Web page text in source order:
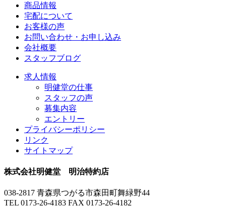
商品情報
宅配について
お客様の声
お問い合わせ・お申し込み
会社概要
スタッフブログ
求人情報
明健堂の仕事
スタッフの声
募集内容
エントリー
プライバシーポリシー
リンク
サイトマップ
株式会社明健堂 明治特約店
038-2817 青森県つがる市森田町舞緑野44
TEL 0173-26-4183 FAX 0173-26-4182